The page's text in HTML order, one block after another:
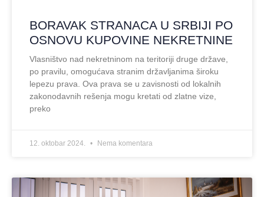
BORAVAK STRANACA U SRBIJI PO
OSNOVU KUPOVINE NEKRETNINE
Vlasništvo nad nekretninom na teritoriji druge države,
po pravilu, omogućava stranim državljanima široku
lepezu prava. Ova prava se u zavisnosti od lokalnih
zakonodavnih rešenja mogu kretati od zlatne vize,
preko
12. oktobar 2024. Nema komentara